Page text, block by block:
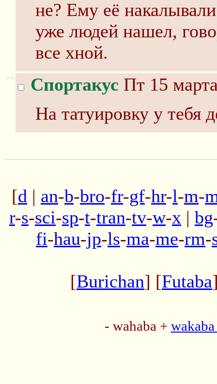
не? Ему её
уже людей нашел,
все хной.
>> Спортакус Пт 15
На татуировку у тебя
[d | an-b-bro-fr-gf-hr-l-m-
r-s-sci-sp-t-tran-tv-w-x | bg
fi-hau-jp-ls-ma-me-rm-
[Burichan] [Futaba
- wahaba +